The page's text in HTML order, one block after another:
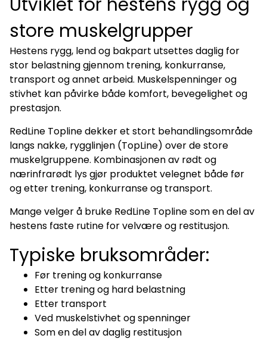
store muskelgrupper
Hestens rygg, lend og bakpart utsettes daglig for
stor belastning gjennom trening, konkurranse,
transport og annet arbeid. Muskelspenninger og
stivhet kan påvirke både komfort, bevegelighet og
prestasjon.
RedLine Topline dekker et stort behandlingsområde
langs nakke, rygglinjen (TopLine) over de store
muskelgruppene. Kombinasjonen av rødt og
nærinfrarødt lys gjør produktet velegnet både før
og etter trening, konkurranse og transport.
Mange velger å bruke RedLine Topline som en del av
hestens faste rutine for velvære og restitusjon.
Typiske bruksområder:
Før trening og konkurranse
Etter trening og hard belastning
Etter transport
Ved muskelstivhet og spenninger
Som en del av daglig restitusjon